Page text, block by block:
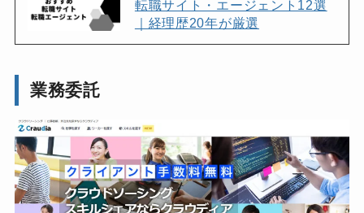
転職サイト・エージェント12選
｜経理歴20年が厳選
業務委託